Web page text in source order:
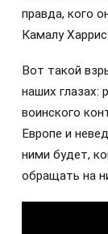
правда, кого
Камалу Харрис.
Вот такой
наших глазах:
воинского
Европе и
ними будет,
обращать на